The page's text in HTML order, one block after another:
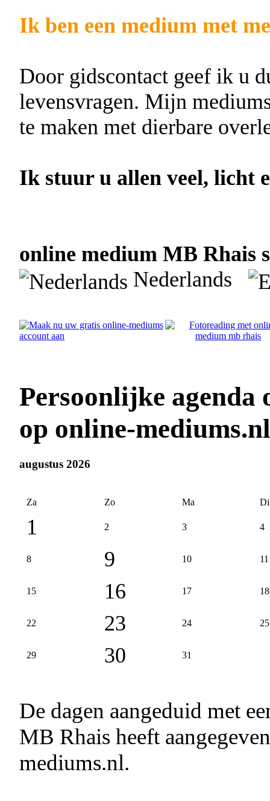
Ik ben een medium met
Door gidscontact geef ik u
levensvragen. Mijn
te maken met dierbare
Ik stuur u allen veel, licht
online medium MB Rhais
Nederlands
Persoonlijke
op online-mediums.nl
augustus 2026
Za Zo Ma Di
1 2 3 4
8 9 10 11
15 16 17 18
22 23 24 25
29 30 31
De dagen aangeduid met
MB Rhais heeft
mediums.nl.